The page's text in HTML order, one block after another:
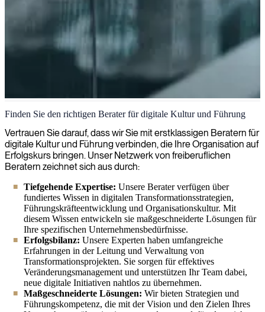
Digitale Kultur und Führung
Wir ermöglichen digitale Transformation durch kulturelle
Entwicklung und Führungswachstum und befähigen Ihre
Organisation, in einer sich schnell verändernden digitalen
Landschaft erfolgreich zu sein.
Finden Sie den richtigen Berater für digitale Kultur und Führung
Vertrauen Sie darauf, dass wir Sie mit erstklassigen Beratern für
digitale Kultur und Führung verbinden, die Ihre Organisation auf
Erfolgskurs bringen. Unser Netzwerk von freiberuflichen
Beratern zeichnet sich aus durch:
Tiefgehende Expertise: Unsere Berater verfügen über
fundiertes Wissen in digitalen Transformationsstrategien,
Führungskräfteentwicklung und Organisationskultur. Mit
diesem Wissen entwickeln sie maßgeschneiderte Lösungen für
Ihre spezifischen Unternehmensbedürfnisse.
Erfolgsbilanz: Unsere Experten haben umfangreiche
Erfahrungen in der Leitung und Verwaltung von
Transformationsprojekten. Sie sorgen für effektives
Veränderungsmanagement und unterstützen Ihr Team dabei,
neue digitale Initiativen nahtlos zu übernehmen.
Maßgeschneiderte Lösungen: Wir bieten Strategien und
Führungskompetenz, die mit der Vision und den Zielen Ihres